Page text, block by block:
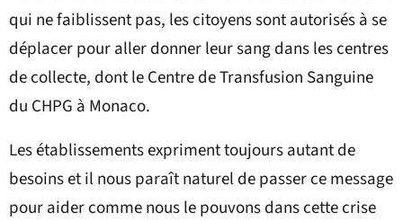
qui ne faiblissent pas, les citoyens sont autorisés à se
déplacer pour aller donner leur sang dans les centres
de collecte, dont le Centre de Transfusion Sanguine
du CHPG à Monaco.
Les établissements expriment toujours autant de
besoins et il nous paraît naturel de passer ce message
pour aider comme nous le pouvons dans cette crise